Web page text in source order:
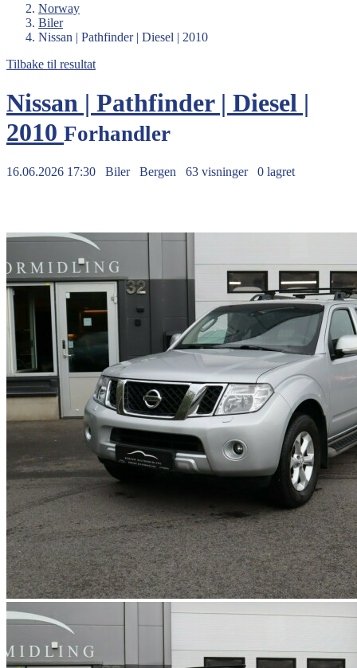
Norway
Biler
Nissan | Pathfinder | Diesel | 2010
Tilbake til resultat
Nissan | Pathfinder | Diesel |
2010 Forhandler
16.06.2026 17:30 Biler Bergen 63 visninger 0 lagret